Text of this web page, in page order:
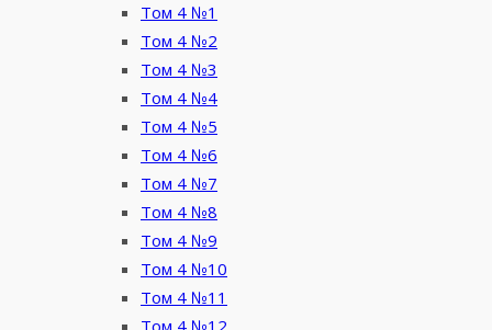
Том 4 №1
Том 4 №2
Том 4 №3
Том 4 №4
Том 4 №5
Том 4 №6
Том 4 №7
Том 4 №8
Том 4 №9
Том 4 №10
Том 4 №11